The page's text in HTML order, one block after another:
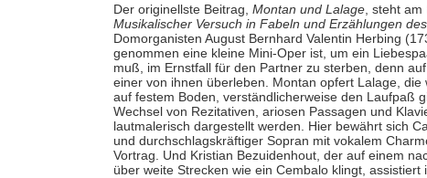
Der originellste Beitrag, Montan und Lalage, steht am
Musikalischer Versuch in Fabeln und Erzählungen
Domorganisten August Bernhard Valentin Herbing
genommen eine kleine Mini-Oper ist, um ein
muß, im Ernstfall für den Partner zu sterben, denn
einer von ihnen überleben. Montan opfert Lalage,
auf festem Boden, verständlicherweise den Laufpaß
Wechsel von Rezitativen, ariosen Passagen und
lautmalerisch dargestellt werden. Hier bewährt sich
und durchschlagskräftiger Sopran mit vokalem
Vortrag. Und Kristian Bezuidenhout, der auf einem
über weite Strecken wie ein Cembalo klingt,